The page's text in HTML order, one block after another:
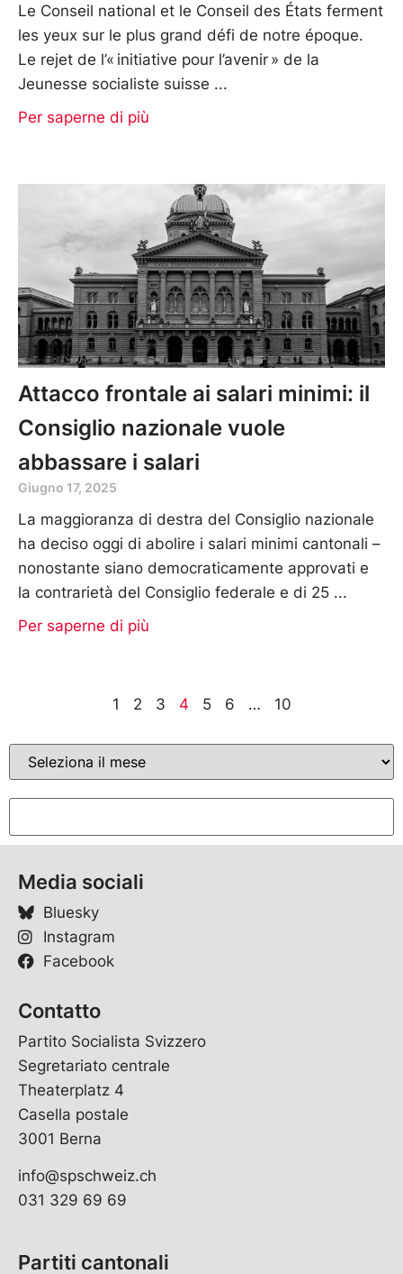
Le Conseil national et le Conseil des États ferment
les yeux sur le plus grand défi de notre époque.
Le rejet de l’« initiative pour l’avenir » de la
Jeunesse socialiste suisse
Per saperne di più
Attacco frontale ai salari minimi: il
Consiglio nazionale vuole
abbassare i salari
Giugno 17, 2025
La maggioranza di destra del Consiglio nazionale
ha deciso oggi di abolire i salari minimi cantonali –
nonostante siano democraticamente approvati e
la contrarietà del Consiglio federale e di 25
Per saperne di più
1 2 3 4 5 6 … 10
Media sociali
Bluesky
Instagram
Facebook
Contatto
Partito Socialista Svizzero
Segretariato centrale
Theaterplatz 4
Casella postale
3001 Berna
info@spschweiz.ch
031 329 69 69
Partiti cantonali